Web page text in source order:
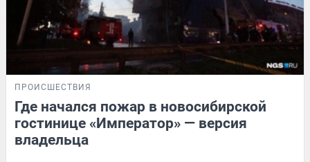
ПРОИСШЕСТВИЯ
Где начался пожар в новосибирской
гостинице «Император» — версия
владельца